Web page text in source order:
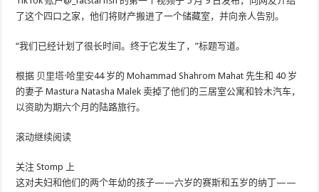
了这个四口之家，他们将财产搬进了一个储藏室，并向亲人告别。
“我们已经计划了很长时间。终于它发生了，”标题写道。
根据 贝里塔·哈里安44 岁的 Mohammad Shahrom Mahat 先生和 40 岁
的妻子 Mastura Natasha Malek 卖掉了他们的三居室公寓和铃木汽车，
以资助为期六个月的陆路旅行。
滚动继续阅读
关注 Stomp 上
这对夫妇和他们的两个年幼的孩子——六岁的赛斯和五岁的纳丁——